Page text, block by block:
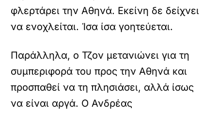
φλερτάρει την Αθηνά. Εκείνη δε δείχνει
να ενοχλείται. Ίσα ίσα γοητεύεται.
Παράλληλα, ο Τζον μετανιώνει για τη
συμπεριφορά του προς την Αθηνά και
προσπαθεί να τη πλησιάσει, αλλά ίσως
να είναι αργά. Ο Ανδρέας